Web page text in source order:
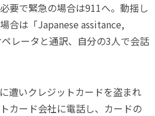
要で緊急の場合は911へ。動揺し
合は「Japanese assitance,
レータと通訳、自分の3人で会話
遭いクレジットカードを盗まれ
カード会社に電話し、カードの